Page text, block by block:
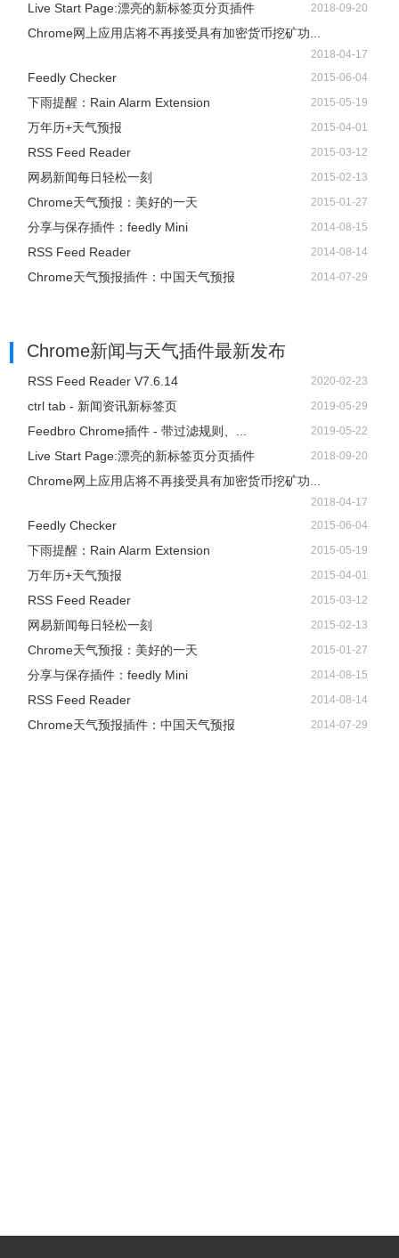
Live Start Page:漂亮的新标签页分页插件 2018-09-20
Chrome网上应用店将不再接受具有加密货币挖矿功...
2018-04-17
Feedly Checker 2015-06-04
下雨提醒：Rain Alarm Extension 2015-05-19
万年历+天气预报 2015-04-01
RSS Feed Reader 2015-03-12
网易新闻每日轻松一刻 2015-02-13
Chrome天气预报：美好的一天 2015-01-27
分享与保存插件：feedly Mini 2014-08-15
RSS Feed Reader 2014-08-14
Chrome天气预报插件：中国天气预报 2014-07-29
Chrome新闻与天气插件最新发布
RSS Feed Reader V7.6.14 2020-02-23
ctrl tab - 新闻资讯新标签页 2019-05-29
Feedbro Chrome插件 - 带过滤规则、... 2019-05-22
Live Start Page:漂亮的新标签页分页插件 2018-09-20
Chrome网上应用店将不再接受具有加密货币挖矿功...
2018-04-17
Feedly Checker 2015-06-04
下雨提醒：Rain Alarm Extension 2015-05-19
万年历+天气预报 2015-04-01
RSS Feed Reader 2015-03-12
网易新闻每日轻松一刻 2015-02-13
Chrome天气预报：美好的一天 2015-01-27
分享与保存插件：feedly Mini 2014-08-15
RSS Feed Reader 2014-08-14
Chrome天气预报插件：中国天气预报 2014-07-29